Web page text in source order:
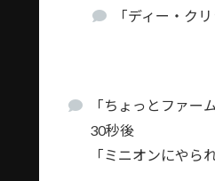
「ディー・ク
「ちょっとファー
30秒後
「ミニオンにやら